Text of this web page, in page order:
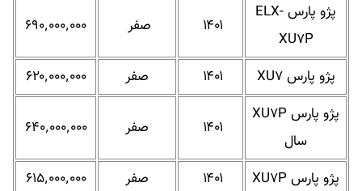
پژو پارس ELX-
XU۷P
۱۴۰۱ صفر ۶۹۰٬۰۰۰٬۰۰۰
پژو پارس XU۷ ۱۴۰۱ صفر
۶۲۰٬۰۰۰٬۰۰۰
پژو پارس XU۷P
سال
۱۴۰۱ صفر ۶۴۰٬۰۰۰٬۰۰۰
پژو پارس XU۷P ۱۴۰۱ صفر
۶۱۵٬۰۰۰٬۰۰۰